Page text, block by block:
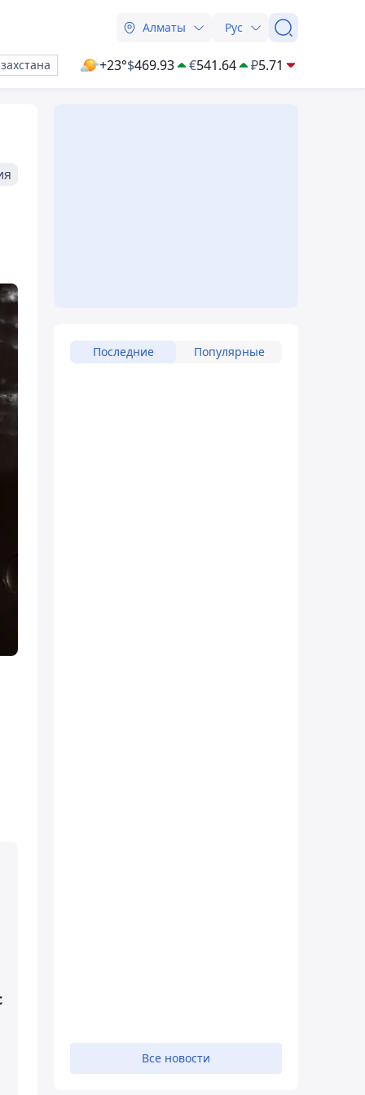
Алматы Рус
+23°$469.93 €541.64 ₽5.71
Последние Популярные
Все новости